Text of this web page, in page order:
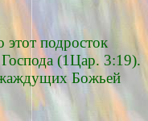
этот подросток
Господа (1Цар. 3:19).
Божьей